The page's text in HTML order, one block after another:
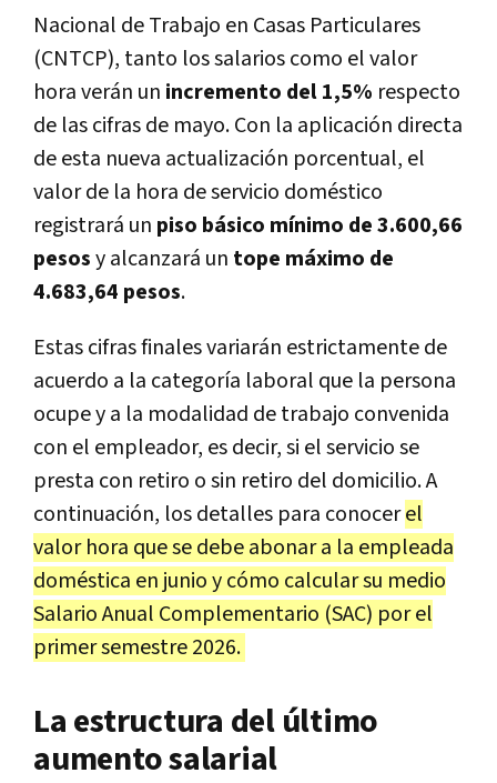
Nacional de Trabajo en Casas Particulares
(CNTCP), tanto los salarios como el valor
hora verán un incremento del 1,5% respecto
de las cifras de mayo. Con la aplicación directa
de esta nueva actualización porcentual, el
valor de la hora de servicio doméstico
registrará un piso básico mínimo de 3.600,66
pesosy alcanzará un tope máximo de
4.683,64 pesos.
Estas cifras finales variarán estrictamente de
acuerdo a la categoría laboral que la persona
ocupe y a la modalidad de trabajo convenida
con el empleador, es decir, si el servicio se
presta con retiro o sin retiro del domicilio. A
continuación, los detalles para conocerel
valor hora que se debe abonar a la empleada
doméstica en junio y cómo calcular su medio
Salario Anual Complementario (SAC) por el
primer semestre 2026.
La estructura del último
aumento salarial